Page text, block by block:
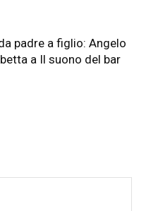
padre a figlio: Angelo
a Il suono del bar